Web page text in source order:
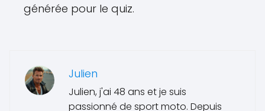
générée pour le quiz.
Julien
Julien, j'ai 48 ans et je suis
passionné de sport moto. Depuis